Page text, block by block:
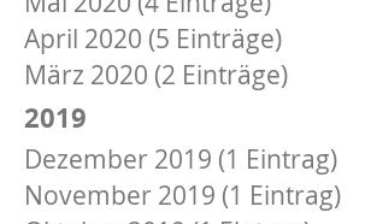
April 2020 (5 Einträge)
März 2020 (2 Einträge)
2019
Dezember 2019 (1 Eintrag)
November 2019 (1 Eintrag)